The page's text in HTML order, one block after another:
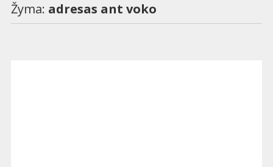
Žyma: adresas ant voko